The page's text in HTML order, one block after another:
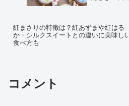
紅まさりの特徴は？紅あずまや紅はる
か・シルクスイートとの違いに美味し
食べ方も
コメント